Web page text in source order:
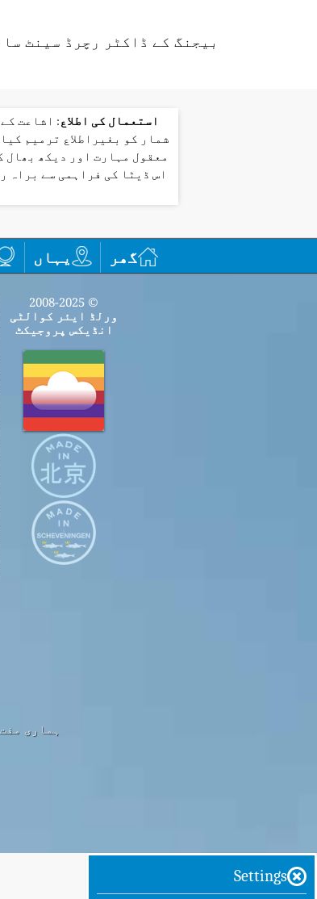
بیجنگ کے ڈاکٹر رچرڈ سینٹ
استعمال کی اطلاع: اشاعت
شمار کو بغیراطلاع ترمیم
معقول مہارت اور دیکھ بھال
اس ڈیٹا کی فراہمی سے براہ
گھر یہاں
© 2008-2025
ورلڈ ایئر کوالٹی
انڈیکس پروجیکٹ
ہماری
Settings